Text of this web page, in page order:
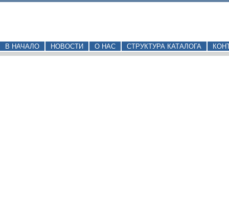
В НАЧАЛО НОВОСТИ О НАС СТРУКТУРА КАТАЛОГА